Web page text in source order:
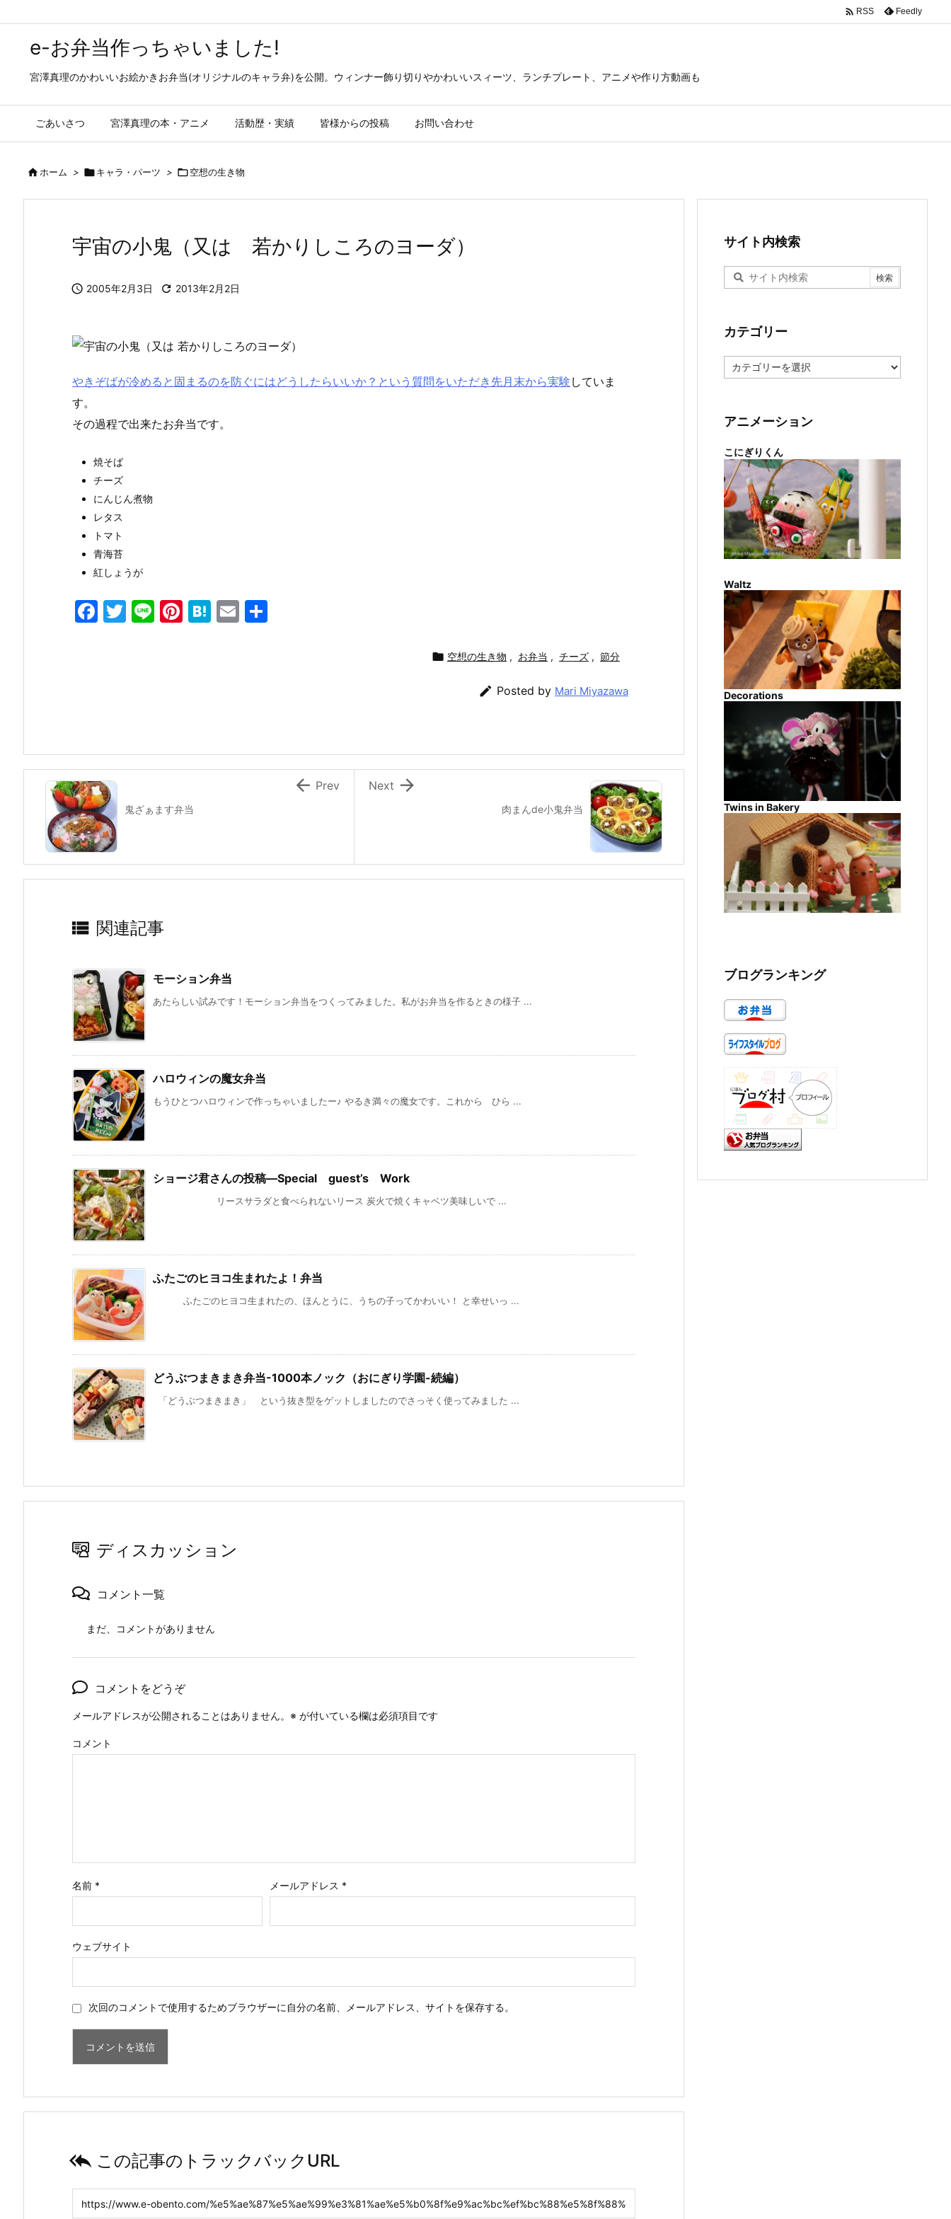
e-お弁当作っちゃいました!
宮澤真理のかわいいお絵かきお弁当(オリジナルのキャラ弁)を公開。ウィンナー飾り切りやかわいいスィーツ、ランチプレート、アニメや作り方動画も
ごあいさつ 宮澤真理の本・アニメ 活動歴・実績 皆様からの投稿 お問い合わせ
 RSS Feedly
ホーム > キャラ・パーツ > 空想の生き物
宇宙の小鬼（又は 若かりしころのヨーダ）
 2005年2月3日  2013年2月2日
やきぞばが冷めると固まるのを防ぐにはどうしたらいいか？という質問をいただき先月末から実験 していま
す。
その過程で出来たお弁当です。
焼そば
チーズ
にんじん煮物
レタス
トマト
青海苔
紅しょうが
F
k
T
Li Pi H
E
 空想の生き物 , お弁当 , チーズ , 節分
 Posted by Mari Miyazawa
肉まんde小鬼弁当

Next
鬼ざぁます弁当
 Prev
 関連記事
モーション弁当
あたらしい試みです！モーション弁当をつくってみました。私がお弁当を作るときの様子 ...
ハロウィンの魔女弁当
もうひとつハロウィンで作っちゃいましたー♪ やるき満々の魔女です。これから ひら ...
ショージ君さんの投稿—Special guest’s Work
リースサラダと食べられないリース 炭火で焼くキャベツ美味しいで ...
ふたごのヒヨコ生まれたよ！弁当
ふたごのヒヨコ生まれたの、ほんとうに、うちの子ってかわいい！ と幸せいっ ...
どうぶつまきまき弁当-1000本ノック（おにぎり学園-続編）
「どうぶつまきまき」 という抜き型をゲットしましたのでさっそく使ってみました ...
ディスカッション
コメント一覧
まだ、コメントがありません
コメントをどうぞ
メールアドレスが公開されることはありません。 ※ が付いている欄は必須項目です
コメント
名前 * メールアドレス *
ウェブサイト
次回のコメントで使用するためブラウザーに自分の名前、メールアドレス、サイトを保存する。
 この記事のトラックバックURL
サイト内検索
カテゴリー
テ
ー
アニメーション
こにぎりくん
Waltz
Decorations
Twins in Bakery
ブログランキング